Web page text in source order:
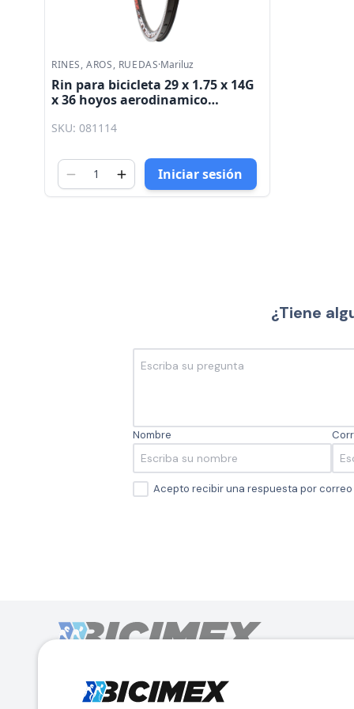
RINES, AROS, RUEDAS·Mariluz
Rin para bicicleta 29 x 1.75 x 14G
x 36 hoyos aerodinamico
Mariluz
SKU: 081114
Iniciar sesión
¿Tiene
Nombre
Acepto recibir una respuesta por
Calle Lago Müritz No. 30 Col. Mariano Escobedo,